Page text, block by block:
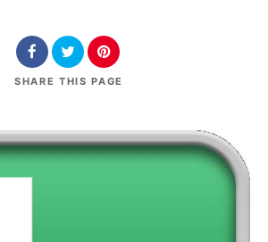
SHARE THIS PAGE